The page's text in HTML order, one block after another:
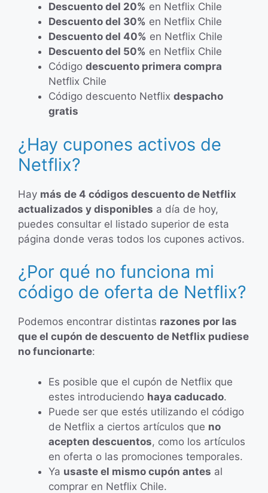
Descuento del 20% en Netflix Chile
Descuento del 30% en Netflix Chile
Descuento del 40% en Netflix Chile
Descuento del 50% en Netflix Chile
Código descuento primera compra
Netflix Chile
Código descuento Netflix despacho
gratis
¿Hay cupones activos de
Netflix?
Hay más de 4 códigos descuento de Netflix
actualizados y disponibles a día de hoy,
puedes consultar el listado superior de esta
página donde veras todos los cupones activos.
¿Por qué no funciona mi
código de oferta de Netflix?
Podemos encontrar distintas razones por las
que el cupón de descuento de Netflix pudiese
no funcionarte:
Es posible que el cupón de Netflix que
estes introduciendo haya caducado.
Puede ser que estés utilizando el código
de Netflix a ciertos artículos que no
acepten descuentos, como los artículos
en oferta o las promociones temporales.
Ya usaste el mismo cupón antes al
comprar en Netflix Chile.